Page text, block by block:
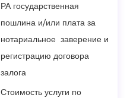
РА государственная
пошлина и/или плата за
нотариальное заверение и
регистрацию договора
залога
Стоимость услуги по